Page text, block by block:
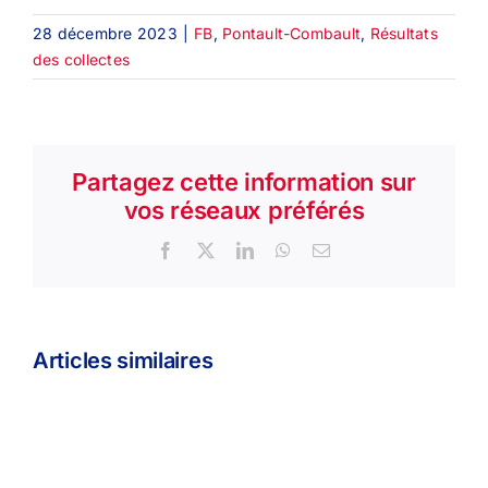
28 décembre 2023 FB, Pontault-Combault, Résultats
des collectes
Partagez cette information sur
vos réseaux préférés
Facebook
X LinkedInWhatsApp
Email
Articles similaires